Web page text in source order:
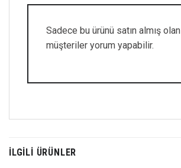
Sadece bu ürünü satın almış olan
müşteriler yorum yapabilir.
İLGILI ÜRÜNLER